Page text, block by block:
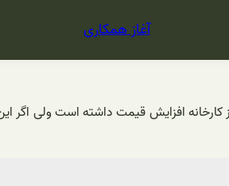
آغاز همکاری
1402 به خاطر قطعی گاز بعضی از کارخانه افزایش